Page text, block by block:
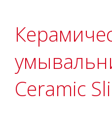
Ceramic